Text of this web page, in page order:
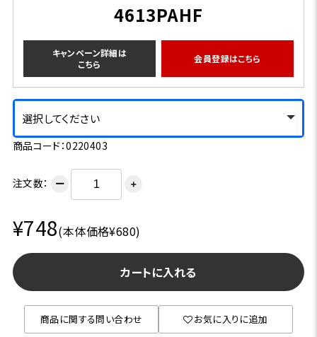
4613PAHF
キャンペーン詳細は
こちら
会員登録はこちら
選択してください
商品コード：0220403
注文数： ー ＋
¥748(本体価格¥680)
カートに入れる
商品に関する問い合わせ お気に入りに追加